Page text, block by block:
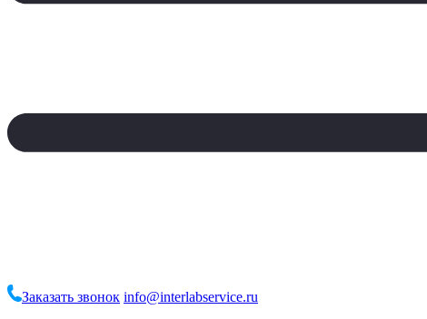
Заказать звонок info@interlabservice.ru